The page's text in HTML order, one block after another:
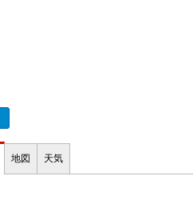
地図 天気